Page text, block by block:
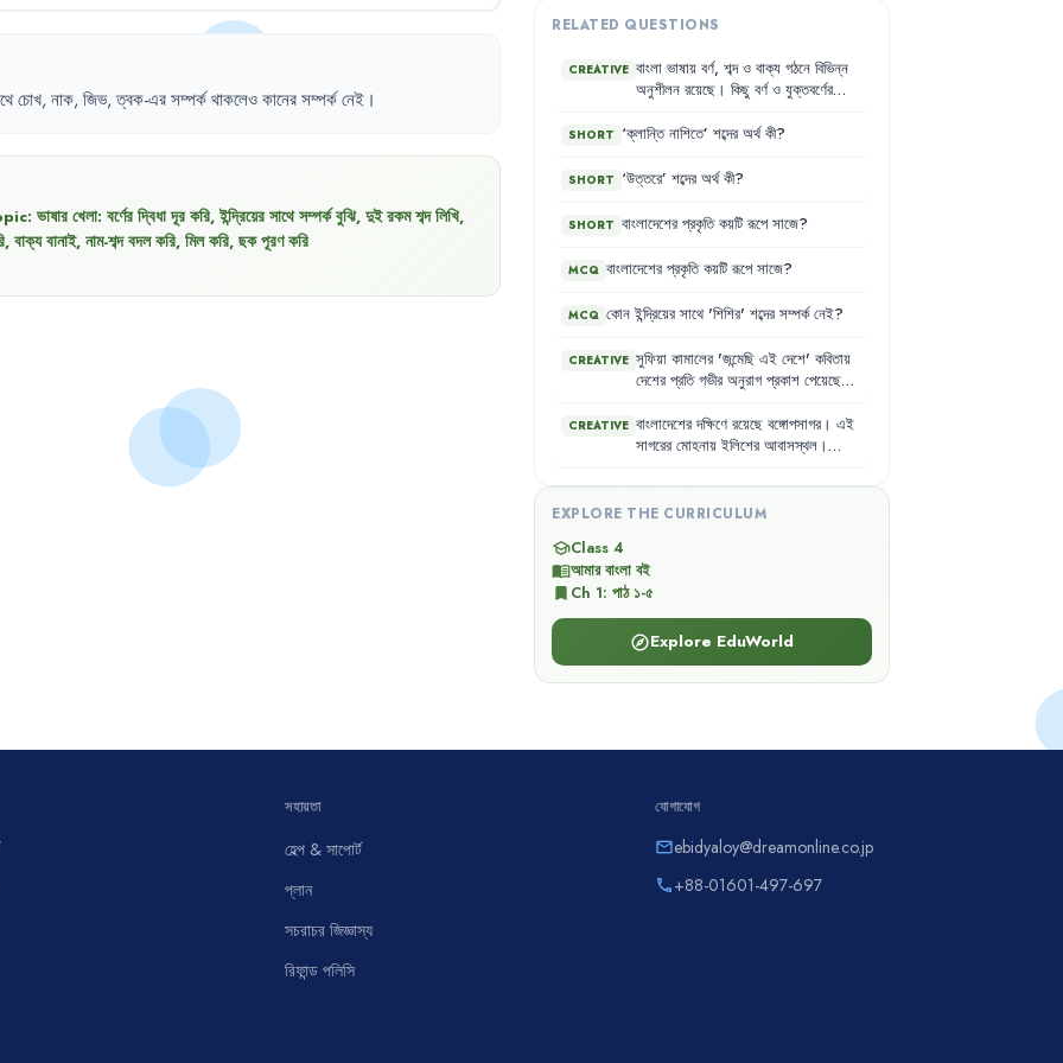
চোখ, নাক, জিভ, ত্বক-এরসম্পর্কথাকলেওকানেরসম্পর্কনেই ।
ভাষার খেলা: বর্ণের দ্বিধা দূর করি, ইন্দ্রিয়ের সাথে সম্পর্ক বুঝি, দুই রকম শব্দ লিখি,
বাক্য বানাই, নাম-শব্দ বদল করি, মিল করি, ছক পূরণ করি
RELATED QUESTIONS
CREATIVE বাংলা ভাষায় বর্ণ, শব্দ ও বাক্য গঠনে বিভিন্ন
অনুশীলন রয়েছে । কিছু বর্ণ ও যুক্তবর্ণের
সাথে শব্দের সম্পর্ক নির্ণয় করা হয়
নেওয়া যায়। শব্দ ভাঙার
SHORT ‘ক্লান্তি নাশিতে’ শব্দের অর্থ কী?
SHORT ‘উত্তরে’ শব্দের অর্থ কী?
SHORT বাংলাদেশের প্রকৃতি কয়টি রূপে সাজে?
MCQ বাংলাদেশের প্রকৃতি কয়টি রূপে সাজে?
MCQ কোন ইন্দ্রিয়ের সাথে 'শিশির' শব্দের সম্পর্ক নেই?
CREATIVE সুফিয়া কামালের 'জন্মেছি এই দেশে' কবিতায়
দেশের প্রতি গভীর অনুরাগ প্রকাশ পেয়েছে।
এর প্রতিটি অংশকে ভালোবাসেন। তিনি এই
দেশের ধূলি গায়ে মেখে বড়ো হওয়ার এবং
স্বপ্ন দেখেন।
CREATIVE বাংলাদেশের দক্ষিণে রয়েছে বঙ্গোপসাগর । এই
সাগরের মোহনায় ইলিশের আবাসস্থল ।
রকম মাছ পাওয়া যায়। এই সাগর বাংলাদেশের
প্রাকৃতিক সৌন্দর্যে নতুন মাত্রা
EXPLORE THE CURRICULUM
schoolClass 4
menu_bookআমার বাংলা বই
bookmark Ch 1: পাঠ ১-৫
exploreExplore EduWorld
সহায়তা
হেল্প & সাপোর্ট
প্লান
সচরাচর জিজ্ঞাস্য
রিফান্ড পলিসি
যোগাযোগ
emailebidyaloy@dreamonline.co.jp
phone+88-01601-497-697